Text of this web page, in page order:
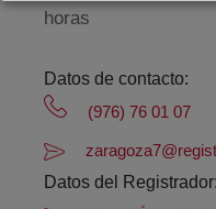
horas
Datos de contacto:
(976) 76 01 07
Datos del Registrador: